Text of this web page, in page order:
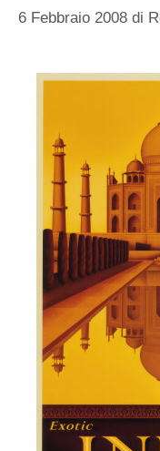
6 Febbraio 2008 di